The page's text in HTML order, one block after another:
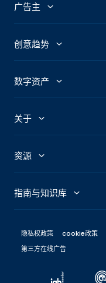
广告主
广告主
Creative Shop
Connexity
创意趋势
广告趋势
标题分析工具
数字资产
媒体
Skimlinks
关于
我们的故事
办公室
资源
Marketing Hub
所有资源
指南与知识库
成效行銷入門指南
經濟衰退中的行銷策略
隐私权政策 cookie政策
第三方在线广告